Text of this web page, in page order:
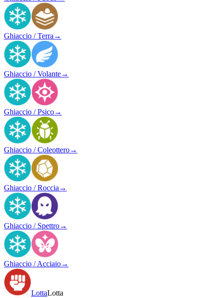
Ghiaccio / Terra →
Ghiaccio / Volante→
Ghiaccio / Psico→
Ghiaccio / Coleottero→
Ghiaccio / Roccia →
Ghiaccio / Spettro→
Ghiaccio / Acciaio→
LottaLotta